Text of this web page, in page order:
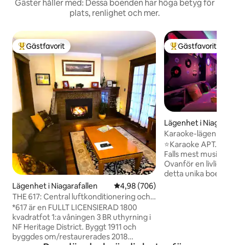
Gäster håller med: Dessa boenden har höga betyg för
plats, renlighet och mer.
Populär gästfavorit
Gästfavorit
Lägenhet i Niagarafallen 4,98 av 5 i genomsnittligt
4,98 (706)
THE 617: Central luftkonditionering och 5
minuters promenad till Falls Park!
*617 är en FULLT LICENSIERAD 1800
kvadratfot 1:a våningen 3 BR uthyrning i
NF Heritage District. Byggt 1911 och
byggdes om/restaurerades 2018
Populär
Gästfavorit
Lägenhet i
Karaoke-lägenhet
Parkera och
⭐Karaoke APT.
Falls mest
Ovanför en livlig
detta unika
med 🎙️Utrymme för att dansa, skratta